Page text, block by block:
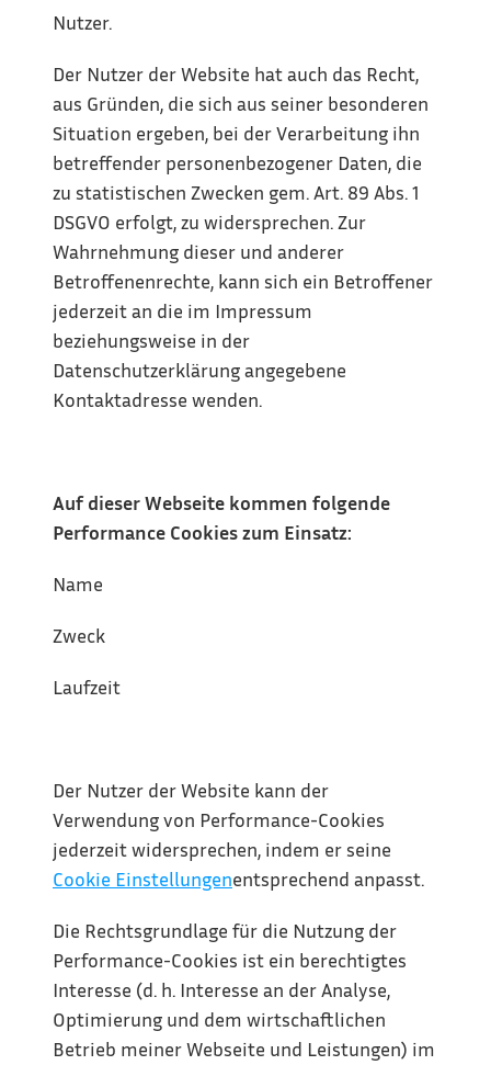
Nutzer.
Der Nutzer der Website hat auch das Recht,
aus Gründen, die sich aus seiner besonderen
Situation ergeben, bei der Verarbeitung ihn
betreffender personenbezogener Daten, die
zu statistischen Zwecken gem. Art. 89 Abs. 1
DSGVO erfolgt, zu widersprechen. Zur
Wahrnehmung dieser und anderer
Betroffenenrechte, kann sich ein Betroffener
jederzeit an die im Impressum
beziehungsweise in der
Datenschutzerklärung angegebene
Kontaktadresse wenden.
Auf dieser Webseite kommen folgende
Performance Cookies zum Einsatz:
Name
Zweck
Laufzeit
Der Nutzer der Website kann der
Verwendung von Performance-Cookies
Cookie Einstellungenentsprechend anpasst.
Die Rechtsgrundlage für die Nutzung der
Performance-Cookies ist ein berechtigtes
Interesse (d. h. Interesse an der Analyse,
Optimierung und dem wirtschaftlichen
Betrieb meiner Webseite und Leistungen) im